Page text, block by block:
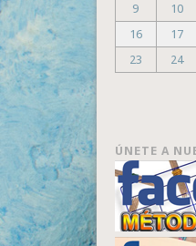
9
10
16
17
23
24
ÚNETE A